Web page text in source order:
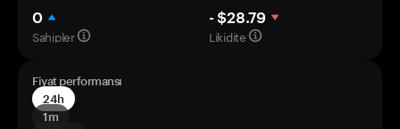
0
Sahipler
- $28.79
Likidite
Fiyat performansı
24h
1m